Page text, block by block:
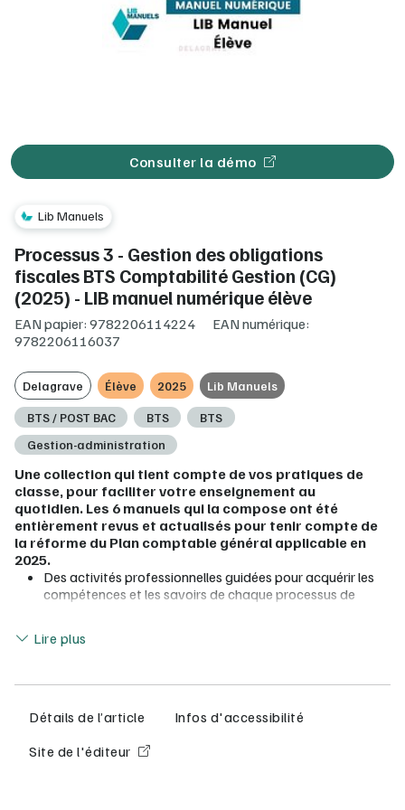
Consulter la démo
Lib Manuels
Processus 3 - Gestion des obligations
fiscales BTS Comptabilité Gestion (CG)
(2025) - LIB manuel numérique élève
EAN papier: 9782206114224
EAN numérique:
9782206116037
Delagrave Élève 2025 Lib Manuels
BTS / POST BAC BTS
BTS
Gestion-administration
Une collection qui tient compte de vos pratiques de
classe, pour faciliter votre enseignement au
quotidien. Les 6 manuels qui la compose ont été
entièrement revus et actualisés pour tenir compte de
la réforme du Plan comptable général applicable en
2025.
Des activités professionnelles guidées pour acquérir les
compétences et les savoirs de chaque processus de
Des applications spécifiques pour mobiliser le tableur et le
transversalités avec le Processus 7. Cet ouvrage prépare
Des ressources numériques : base PGI « Glisse Avenue »,
Lire plus
Détails de l’article
Infos d'accessibilité
Site de l'éditeur